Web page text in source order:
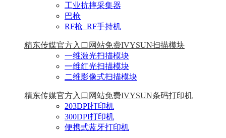
工业抗摔采集器
巴枪
RF枪_RF手持机
精东传媒官方入口网站免费IVYSUN扫描模块
一维激光扫描模块
一维红光扫描模块
二维影像式扫描模块
精东传媒官方入口网站免费IVYSUN条码打印机
203DPI打印机
300DPI打印机
便携式蓝牙打印机